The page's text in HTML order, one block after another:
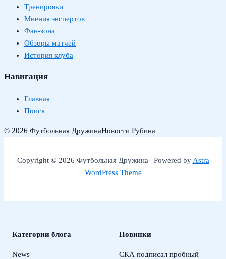
Тренировки
Мнения экспертов
Фан-зона
Обзоры матчей
История клуба
Навигация
Главная
Поиск
© 2026 Футбольная ДружинаНовости Рубина
Copyright © 2026 Футбольная Дружина | Powered byAstra
WordPress Theme
Категории блога
News
Новинки
СКА подписал пробный